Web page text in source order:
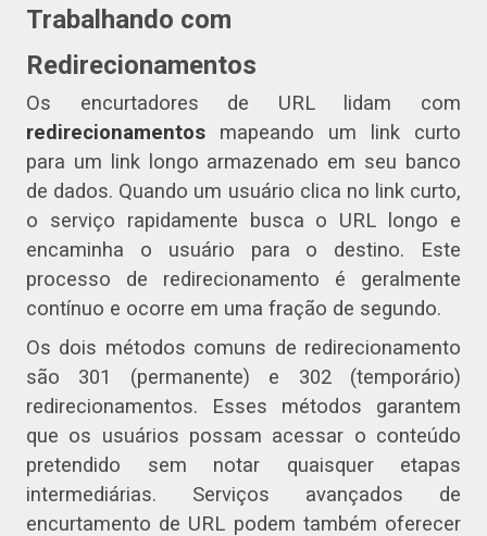
Trabalhando com
Redirecionamentos
Os encurtadores de URL lidam com
redirecionamentos mapeando um link curto
para um link longo armazenado em seu banco
de dados. Quando um usuário clica no link curto,
o serviço rapidamente busca o URL longo e
encaminha o usuário para o destino. Este
processo de redirecionamento é geralmente
contínuo e ocorre em uma fração de segundo.
Os dois métodos comuns de redirecionamento
são 301 (permanente) e 302 (temporário)
redirecionamentos. Esses métodos garantem
que os usuários possam acessar o conteúdo
pretendido sem notar quaisquer etapas
intermediárias. Serviços avançados de
encurtamento de URL podem também oferecer